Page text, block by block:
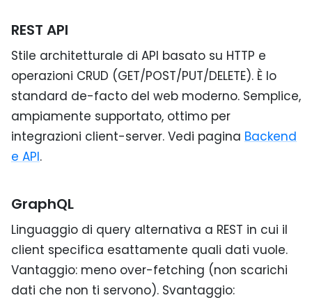
REST API
Stile architetturale di API basato su HTTP e
operazioni CRUD (GET/POST/PUT/DELETE). È lo
standard de-facto del web moderno. Semplice,
ampiamente supportato, ottimo per
integrazioni client-server. Vedi pagina Backend
e API.
GraphQL
Linguaggio di query alternativa a REST in cui il
client specifica esattamente quali dati vuole.
Vantaggio: meno over-fetching (non scarichi
dati che non ti servono). Svantaggio: